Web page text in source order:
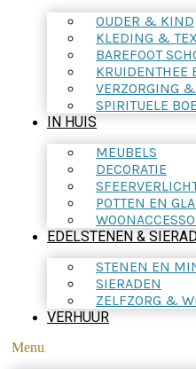
OUDER & KIND
KLEDING &
BAREFOOT
KRUIDENTHEE
VERZORGING
SPIRITUELE
IN HUIS
MEUBELS
DECORATIE
POTTEN EN
EDELSTENEN &
STENEN EN
SIERADEN
ZELFZORG &
VERHUUR
Menu